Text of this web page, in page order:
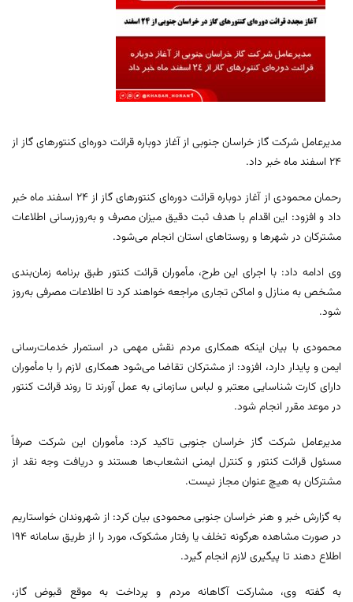
مدیرعامل شرکت گاز خراسان جنوبی از آغاز دوباره قرائت دوره‌ای کنتورهای گاز از
۲۴ اسفند ماه خبر داد.
رحمان محمودی از آغاز دوباره قرائت دوره‌ای کنتورهای گاز از ۲۴ اسفند ماه خبر
داد و افزود: این اقدام با هدف ثبت دقیق میزان مصرف و به‌روزرسانی اطلاعات
مشترکان در شهرها و روستاهای استان انجام می‌شود.
وی ادامه داد: با اجرای این طرح، مأموران قرائت کنتور طبق برنامه‌ زمان‌بندی
مشخص به منازل و اماکن تجاری مراجعه خواهند کرد تا اطلاعات مصرفی به‌روز
شود.
محمودی با بیان اینکه همکاری مردم نقش مهمی در استمرار خدمات‌رسانی
ایمن و پایدار دارد، افزود: از مشترکان تقاضا می‌شود همکاری لازم را با مأموران
دارای کارت شناسایی معتبر و لباس سازمانی به عمل آورند تا روند قرائت کنتور
در موعد مقرر انجام شود.
مدیرعامل شرکت گاز خراسان جنوبی تاکید کرد: مأموران این شرکت صرفاً
مسئول قرائت کنتور و کنترل ایمنی انشعاب‌ها هستند و دریافت وجه نقد از
مشترکان به هیچ عنوان مجاز نیست.
به گزارش خبر و هنر خراسان جنوبی محمودی بیان کرد: از شهروندان خواستاریم
در صورت مشاهده هرگونه تخلف یا رفتار مشکوک، مورد را از طریق سامانه ۱۹۴
اطلاع دهند تا پیگیری لازم انجام گیرد.
به گفته وی، مشارکت آگاهانه مردم و پرداخت به موقع قبوض گاز،